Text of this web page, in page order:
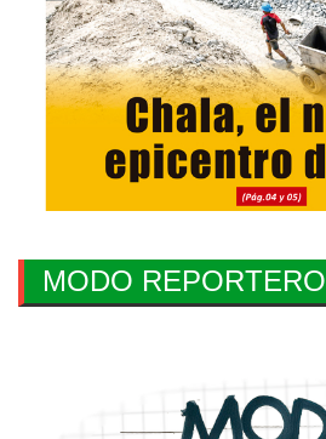
MODO REPORTERO